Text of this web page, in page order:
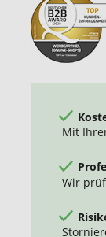
Mit
Wir